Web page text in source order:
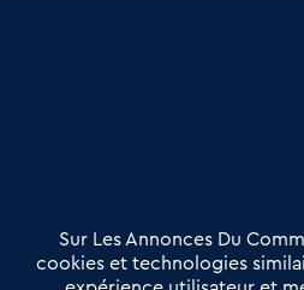
Offres Pro
Actualités
Qui sommes nous ?
Sur Les Annonces Du
cookies et technologies